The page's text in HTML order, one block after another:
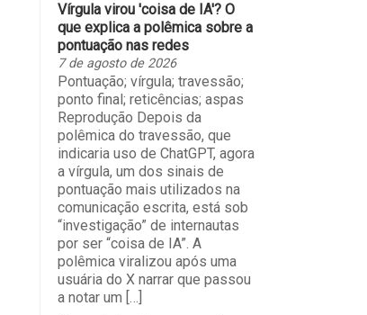
Vírgula virou 'coisa de IA'? O
que explica a polêmica sobre a
pontuação nas redes
7 de agosto de 2026
Pontuação; vírgula; travessão;
ponto final; reticências; aspas
Reprodução Depois da
polêmica do travessão, que
indicaria uso de ChatGPT, agora
a vírgula, um dos sinais de
pontuação mais utilizados na
comunicação escrita, está sob
“investigação” de internautas
por ser “coisa de IA”. A
polêmica viralizou após uma
usuária do X narrar que passou
a notar um […]